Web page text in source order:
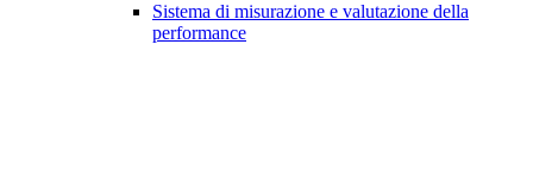
Sistema di misurazione e valutazione della
performance